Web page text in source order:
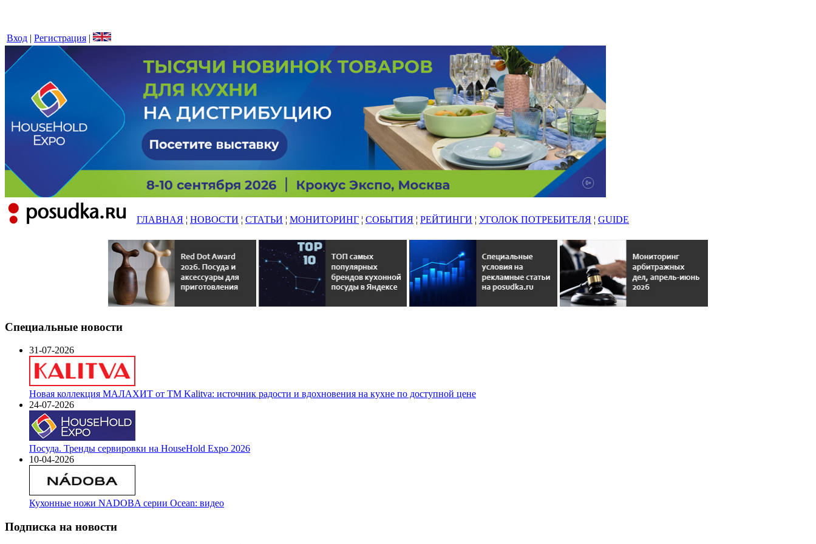
Вход | Регистрация |
ГЛАВНАЯ ¦ НОВОСТИ ¦ СТАТЬИ ¦ МОНИТОРИНГ ¦ СОБЫТИЯ ¦ РЕЙТИНГИ ¦ УГОЛОК ПОТРЕБИТЕЛЯ ¦ GUIDE
Специальные новости
31-07-2026
Новая коллекция МАЛАХИТ от ТМ Kalitva: источник радости и вдохновения на кухне по доступной цене
24-07-2026
Посуда. Тренды сервировки на HouseHold Expo 2026
10-04-2026
Кухонные ножи NADOBA серии Ocean: видео
Подписка на новости